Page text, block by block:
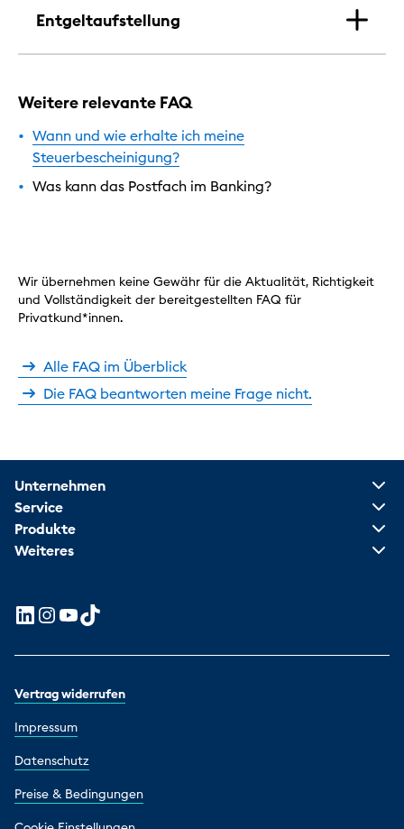
Entgeltaufstellung
Weitere relevante FAQ
Wann und wie erhalte ich meine
Steuerbescheinigung?
Was kann das Postfach im Banking?
Wir übernehmen keine Gewähr für die Aktualität, Richtigkeit
und Vollständigkeit der bereitgestellten FAQ für
Privatkund*innen.
Alle FAQ im Überblick
Die FAQ beantworten meine Frage nicht.
Unternehmen
Service
Produkte
Weiteres
Vertrag widerrufen
Impressum
Datenschutz
Preise & Bedingungen